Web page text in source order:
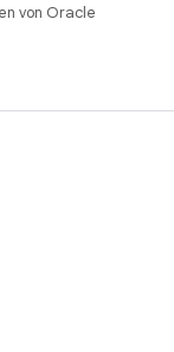
von Oracle